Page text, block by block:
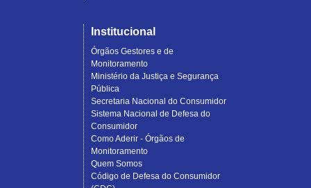
Institucional
Órgãos Gestores e de
Monitoramento
Ministério da Justiça e Segurança
Pública
Secretaria Nacional do Consumidor
Sistema Nacional de Defesa do
Consumidor
Como Aderir - Órgãos de
Monitoramento
Quem Somos
Código de Defesa do Consumidor